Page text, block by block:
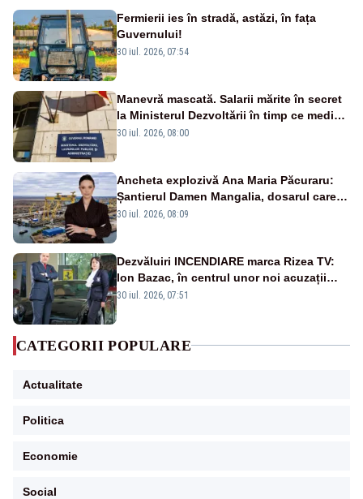
Fermierii ies în stradă, astăzi, în fața
Guvernului!
30 iul. 2026, 07:54
Manevră mascată. Salarii mărite în secret
la Ministerul Dezvoltării în timp ce medicii
ies în stradă
30 iul. 2026, 08:00
Ancheta explozivă Ana Maria Păcuraru:
Șantierul Damen Mangalia, dosarul care
scufundă apărarea României
30 iul. 2026, 08:09
Dezvăluiri INCENDIARE marca Rizea TV:
Ion Bazac, în centrul unor noi acuzații
publice
30 iul. 2026, 07:51
CATEGORII POPULARE
Actualitate
Politica
Economie
Social